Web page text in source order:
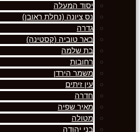
יסוד המעלה
נס ציונה (נחלת ראובן)
גדרה
באר טוביה (קסטינה)
בת שלמה
רחובות
משמר הירדן
עין זיתים
חדרה
מאיר שפיה
מטולה
בני יהודה